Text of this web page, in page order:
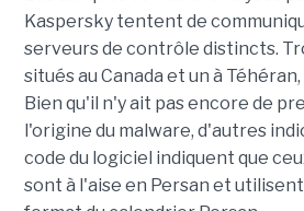
Kaspersky tentent de
serveurs de contrôle distincts.
situés au Canada et un à
Bien qu'il n'y ait pas encore de
l'origine du malware, d'autres
code du logiciel indiquent que
sont à l'aise en Persan et